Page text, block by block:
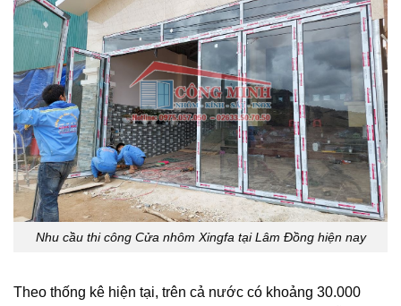
Nhu cầu thi công Cửa nhôm Xingfa tại Lâm Đồng hiện nay
Theo thống kê hiện tại, trên cả nước có khoảng 30.000